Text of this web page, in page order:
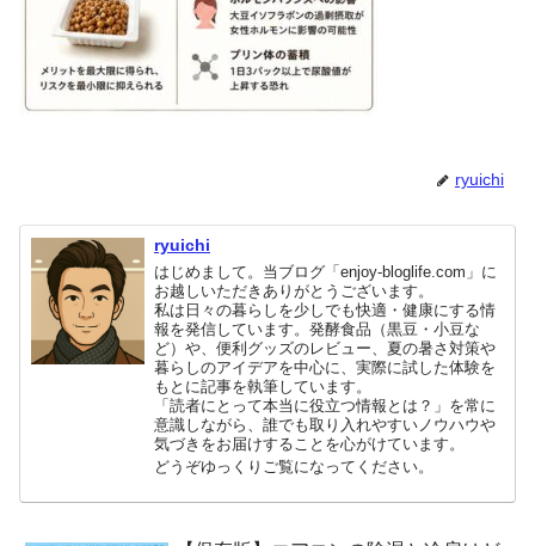
ryuichi
ryuichi
はじめまして。当ブログ「enjoy-bloglife.com」に
お越しいただきありがとうございます。
私は日々の暮らしを少しでも快適・健康にする情
報を発信しています。発酵食品（黒豆・小豆な
ど）や、便利グッズのレビュー、夏の暑さ対策や
暮らしのアイデアを中心に、実際に試した体験を
もとに記事を執筆しています。
「読者にとって本当に役立つ情報とは？」を常に
意識しながら、誰でも取り入れやすいノウハウや
気づきをお届けすることを心がけています。
どうぞゆっくりご覧になってください。